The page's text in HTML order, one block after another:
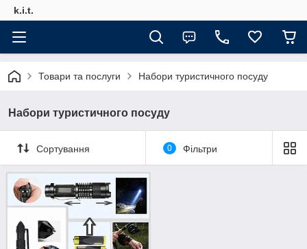
k.i.t.
Товари та послуги Набори туристичного посуду
Набори туристичного посуду
Сортування 0 Фільтри